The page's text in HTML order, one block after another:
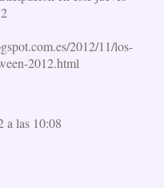
2012/11/los-
2012.html
a las 10:08